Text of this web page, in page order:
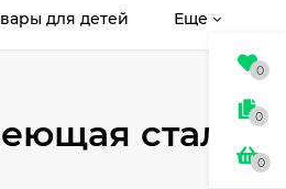
для детей Еще
сталь
0
0
0